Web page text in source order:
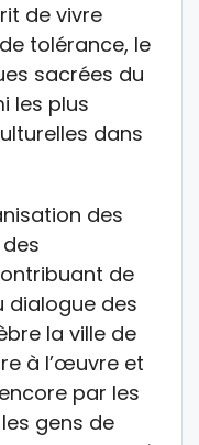
de vivre
tolérance, le
sacrées du
les plus
dans
des
de
dialogue des
la ville de
à l’œuvre et
par les
gens de